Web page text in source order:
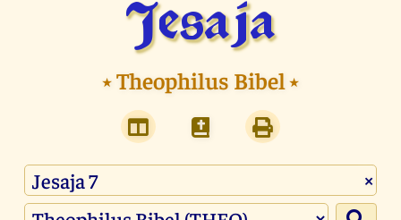
Jesaja
⭑Theophilus Bibel⭑
×